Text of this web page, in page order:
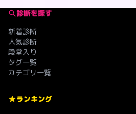
診断を探す
新着診断
人気診断
殿堂入り
タグ一覧
カテゴリ一覧
ランキング